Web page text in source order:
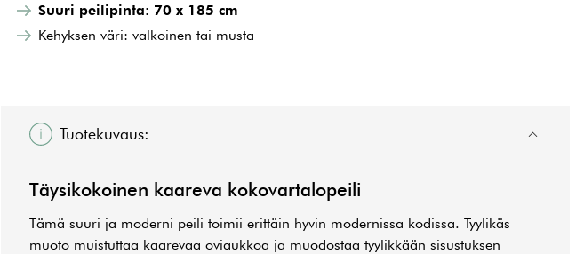
Suuri peilipinta: 70 x 185 cm
Kehyksen väri: valkoinen tai musta
Tuotekuvaus:
Täysikokoinen kaareva kokovartalopeili
Tämä suuri ja moderni peili toimii erittäin hyvin modernissa kodissa. Tyylikäs
muoto muistuttaa kaarevaa oviaukkoa ja muodostaa tyylikkään sisustuksen